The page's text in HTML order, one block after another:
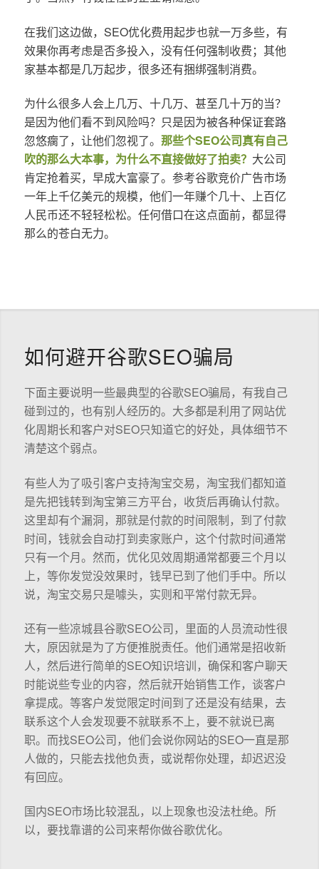
在我们这边做，SEO优化费用起步也就一万多些，有
效果你再考虑是否多投入，没有任何强制收费；其他
家基本都是几万起步，很多还有捆绑强制消费。
为什么很多人会上几万、十几万、甚至几十万的当？
是因为他们看不到风险吗？只是因为被各种保证套路
忽悠瘸了，让他们忽视了。 那些个SEO公司真有自己
吹的那么大本事，为什么不直接做好了拍卖？ 大公司
肯定抢着买，早成大富豪了。参考谷歌竞价广告市场
一年上千亿美元的规模，他们一年赚个几十、上百亿
人民币还不轻轻松松。任何借口在这点面前，都显得
那么的苍白无力。
如何避开谷歌SEO骗局
下面主要说明一些最典型的谷歌SEO骗局，有我自己
碰到过的，也有别人经历的。大多都是利用了网站优
化周期长和客户对SEO只知道它的好处，具体细节不
清楚这个弱点。
有些人为了吸引客户支持淘宝交易，淘宝我们都知道
是先把钱转到淘宝第三方平台，收货后再确认付款。
这里却有个漏洞，那就是付款的时间限制，到了付款
时间，钱就会自动打到卖家账户，这个付款时间通常
只有一个月。然而，优化见效周期通常都要三个月以
上，等你发觉没效果时，钱早已到了他们手中。所以
说，淘宝交易只是噱头，实则和平常付款无异。
还有一些凉城县谷歌SEO公司，里面的人员流动性很
大，原因就是为了方便推脱责任。他们通常是招收新
人，然后进行简单的SEO知识培训，确保和客户聊天
时能说些专业的内容，然后就开始销售工作，谈客户
拿提成。等客户发觉限定时间到了还是没有结果，去
联系这个人会发现要不就联系不上，要不就说已离
职。而找SEO公司，他们会说你网站的SEO一直是那
人做的，只能去找他负责，或说帮你处理，却迟迟没
有回应。
国内SEO市场比较混乱，以上现象也没法杜绝。所
以，要找靠谱的公司来帮你做谷歌优化。